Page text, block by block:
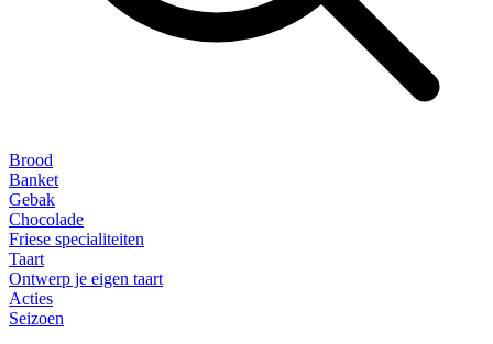
Brood
Banket
Gebak
Chocolade
Friese specialiteiten
Taart
Ontwerp je eigen taart
Acties
Seizoen